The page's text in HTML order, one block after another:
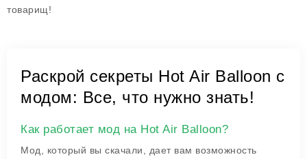
товарищ!
Раскрой секреты Hot Air Balloon с
модом: Все, что нужно знать!
Как работает мод на Hot Air Balloon?
Мод, который вы скачали, дает вам возможность